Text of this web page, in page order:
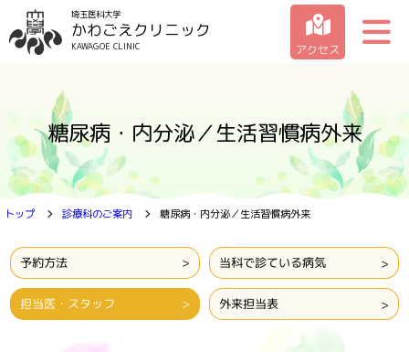
アクセス
埼玉医科大学
かわごえクリニック
KAWAGOE CLINIC
受診のご案内
診療科のご案内
糖尿病・内分泌／生活習慣病外来
トップ 診療科のご案内 糖尿病・内分泌／生活習慣病外来
予約方法 当科で診ている病気
担当医・スタッフ 外来担当表